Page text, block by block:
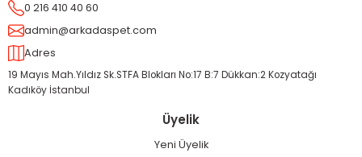
0 216 410 40 60
admin@arkadaspet.com
Adres
19 Mayıs Mah.Yıldız Sk.STFA Blokları No:17 B:7 Dükkan:2 Kozyatağı
Kadıköy İstanbul
Üyelik
Yeni Üyelik